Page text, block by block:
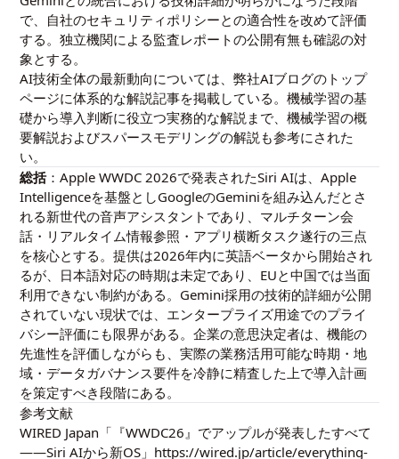
で、自社のセキュリティポリシーとの適合性を改めて評価
する。独立機関による監査レポートの公開有無も確認の対
象とする。
AI技術全体の最新動向については、弊社AIブログのトップ
ページに体系的な解説記事を掲載している。機械学習の基
礎から導入判断に役立つ実務的な解説まで、機械学習の概
要解説およびスパースモデリングの解説も参考にされた
い。
総括：Apple WWDC 2026で発表されたSiri AIは、Apple
Intelligenceを基盤としGoogleのGeminiを組み込んだとさ
れる新世代の音声アシスタントであり、マルチターン会
話・リアルタイム情報参照・アプリ横断タスク遂行の三点
を核心とする。提供は2026年内に英語ベータから開始され
るが、日本語対応の時期は未定であり、EUと中国では当面
利用できない制約がある。Gemini採用の技術的詳細が公開
されていない現状では、エンタープライズ用途でのプライ
バシー評価にも限界がある。企業の意思決定者は、機能の
先進性を評価しながらも、実際の業務活用可能な時期・地
域・データガバナンス要件を冷静に精査した上で導入計画
を策定すべき段階にある。
参考文献
WIRED Japan「『WWDC26』でアップルが発表したすべて
——Siri AIから新OS」https://wired.jp/article/everything-